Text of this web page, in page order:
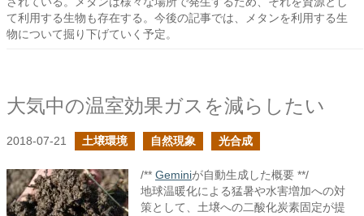
て利用する生物も存在する。今後の記事では、メタンを利用する生
物について掘り下げていく予定。
大気中の温室効果ガスを減らしたい
2018-07-21 土壌環境 自然現象 光合成
/** Geminiが自動生成した概要 **/
地球温暖化による猛暑や水害増加への対
策として、土壌への二酸化炭素固定が提